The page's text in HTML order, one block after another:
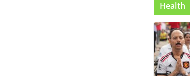
Health